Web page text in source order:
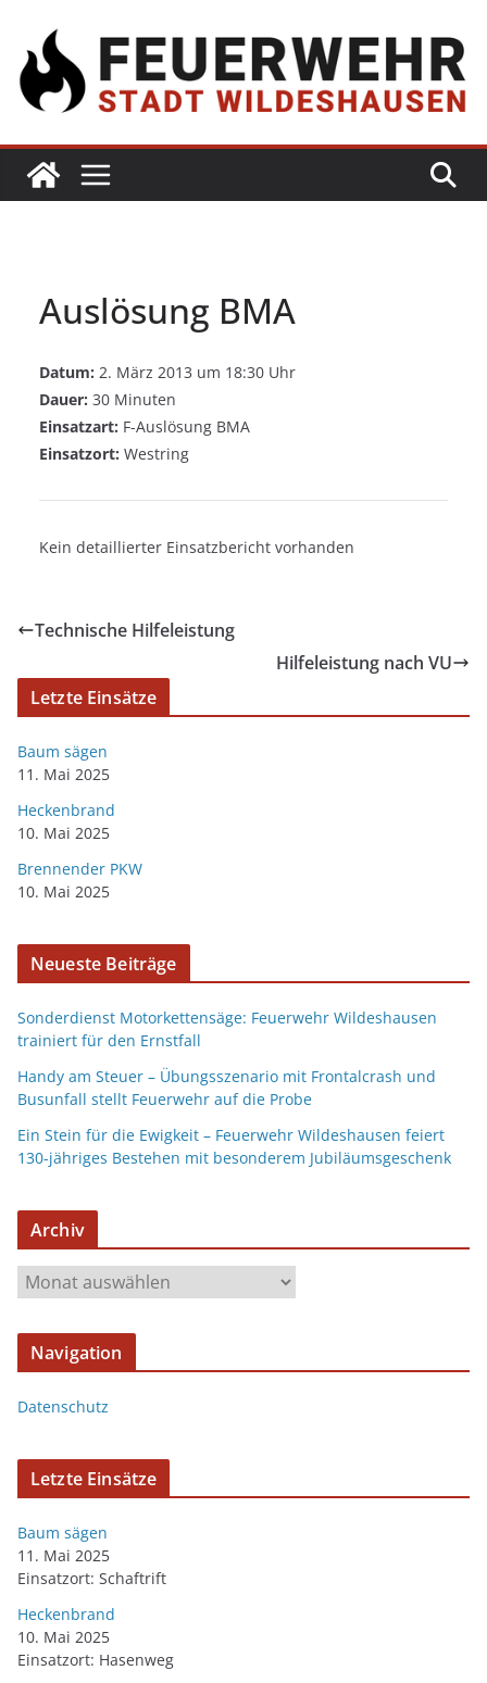
Auslösung BMA
Datum: 2. März 2013 um 18:30 Uhr
Dauer: 30 Minuten
Einsatzart: F-Auslösung BMA
Einsatzort: Westring
Kein detaillierter Einsatzbericht vorhanden
Technische Hilfeleistung
Hilfeleistung nach VU
Letzte Einsätze
Baum sägen
11. Mai 2025
Heckenbrand
10. Mai 2025
Brennender PKW
10. Mai 2025
Neueste Beiträge
Sonderdienst Motorkettensäge: Feuerwehr Wildeshausen
trainiert für den Ernstfall
Handy am Steuer – Übungsszenario mit Frontalcrash und
Busunfall stellt Feuerwehr auf die Probe
Ein Stein für die Ewigkeit – Feuerwehr Wildeshausen feiert
130-jähriges Bestehen mit besonderem Jubiläumsgeschenk
Archiv
Navigation
Datenschutz
Letzte Einsätze
Baum sägen
11. Mai 2025
Einsatzort: Schaftrift
Heckenbrand
10. Mai 2025
Einsatzort: Hasenweg